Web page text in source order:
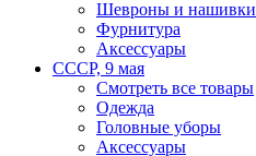
Шевроны и нашивки
Фурнитура
Аксессуары
СССР, 9 мая
Смотреть все товары
Одежда
Головные уборы
Аксессуары